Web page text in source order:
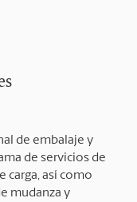
de embalaje y
de servicios de
carga, así como
mudanza y